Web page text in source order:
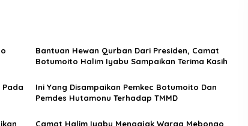
Bantuan Hewan Qurban Dari Presiden, Camat
Botumoito Halim Iyabu Sampaikan Terima Kasih
Ini Yang Disampaikan Pemkec Botumoito Dan
Pemdes Hutamonu Terhadap TMMD
Camat Halim Iyabu Mengajak Warga Mebongo